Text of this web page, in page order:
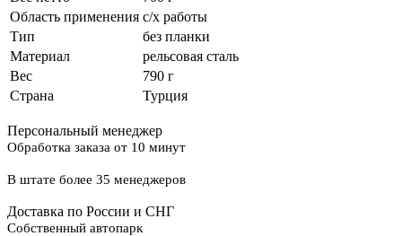
Область применения с/х работы
Тип
без планки
Материал
рельсовая сталь
Вес
790 г
Страна
Турция
Персональный менеджер
Обработка заказа от 10 минут
В штате более 35 менеджеров
Доставка по России и СНГ
Собственный автопарк